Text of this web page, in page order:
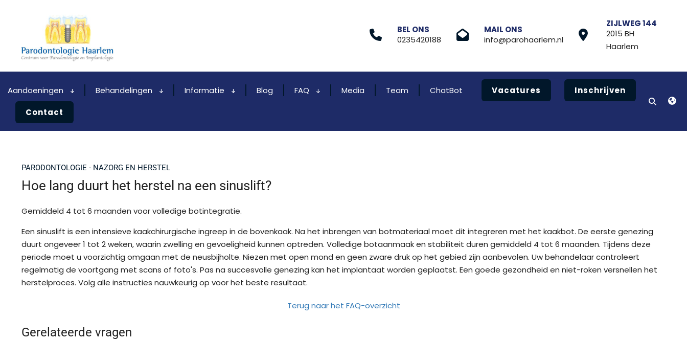
BEL ONS
0235420188
MAIL ONS
info@parohaarlem.nl
ZIJLWEG 144
2015 BH
Haarlem
Aandoeningen Behandelingen Informatie Blog FAQ Media Team ChatBot Vacatures Inschrijven
Contact
PARODONTOLOGIE - NAZORG EN HERSTEL
Hoe lang duurt het herstel na een sinuslift?
Gemiddeld 4 tot 6 maanden voor volledige botintegratie.
Een sinuslift is een intensieve kaakchirurgische ingreep in de bovenkaak. Na het inbrengen van botmateriaal moet dit integreren met het kaakbot. De eerste genezing
duurt ongeveer 1 tot 2 weken, waarin zwelling en gevoeligheid kunnen optreden. Volledige botaanmaak en stabiliteit duren gemiddeld 4 tot 6 maanden. Tijdens deze
periode moet u voorzichtig omgaan met de neusbijholte. Niezen met open mond en geen zware druk op het gebied zijn aanbevolen. Uw behandelaar controleert
regelmatig de voortgang met scans of foto's. Pas na succesvolle genezing kan het implantaat worden geplaatst. Een goede gezondheid en niet-roken versnellen het
herstelproces. Volg alle instructies nauwkeurig op voor het beste resultaat.
Terug naar het FAQ-overzicht
Gerelateerde vragen